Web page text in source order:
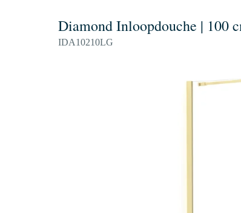
Diamond Inloopdouche | 100
IDA10210LG